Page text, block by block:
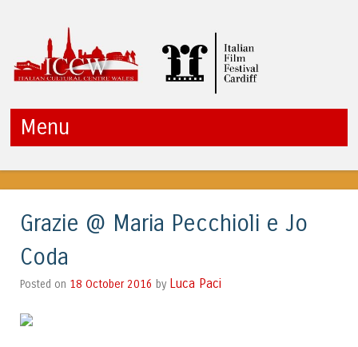
ITALIAN CULTURAL
CENTRE WALES
Menu
Grazie @ Maria Pecchioli e Jo
Coda
Posted on 18 October 2016 by Luca Paci